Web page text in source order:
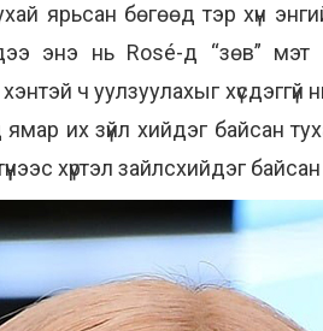
ярьсан бөгөөд тэр хүн
энэ нь Rosé-д “зөв” мэт
ч уулзуулахыг
ямар их зүйл хийдэг байсан
хүртэл зайлсхийдэг